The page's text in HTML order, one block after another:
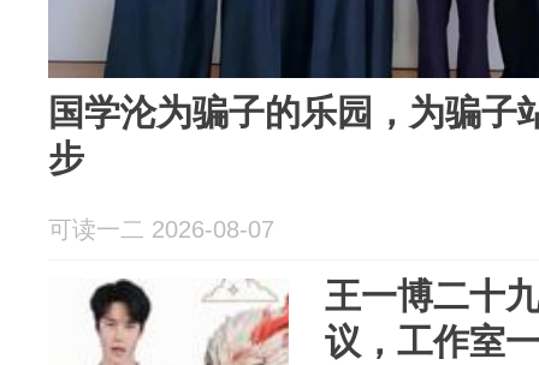
国学沦为骗子的乐园，为骗子
步
可读一二 2026-08-07
王一博二十
议，工作室